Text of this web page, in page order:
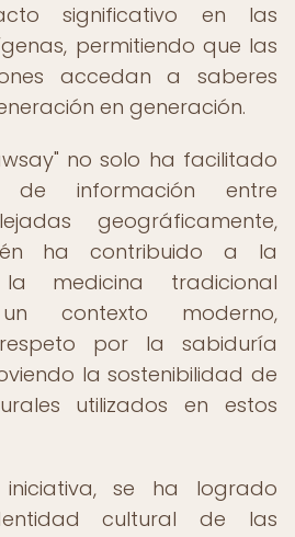
significativo en las
permitiendo que las
accedan a saberes
en generación.
no solo ha facilitado
de información entre
geográficamente,
ha contribuido a la
medicina tradicional
contexto moderno,
por la sabiduría
la sostenibilidad de
utilizados en estos
se ha logrado
cultural de las